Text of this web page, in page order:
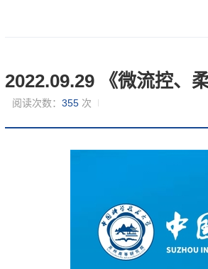
2022.09.29 《微流控、
阅读次数：355 次